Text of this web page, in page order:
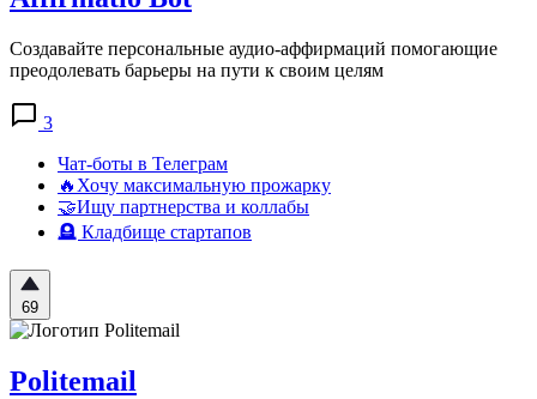
Создавайте персональные аудио-аффирмаций помогающие
преодолевать барьеры на пути к своим целям
3
Чат-боты в Телеграм
🔥Хочу максимальную прожарку
🤝Ищу партнерства и коллабы
🪦 Кладбище стартапов
69
Politemail